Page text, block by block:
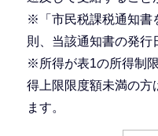
※「市民税課税通知書
則、当該通知書の発行
※所得が表1の所得制
得上限限度額未満の方
ます。